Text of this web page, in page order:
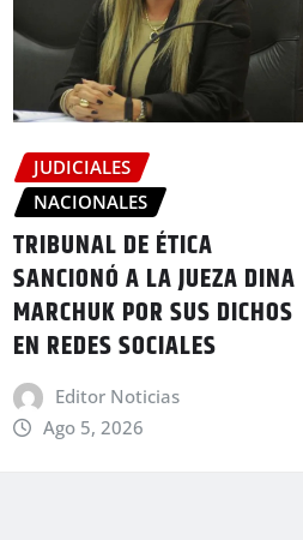
JUDICIALES
NACIONALES
TRIBUNAL DE ÉTICA
SANCIONÓ A LA JUEZA DINA
MARCHUK POR SUS DICHOS
EN REDES SOCIALES
Editor Noticias
Ago 5, 2026